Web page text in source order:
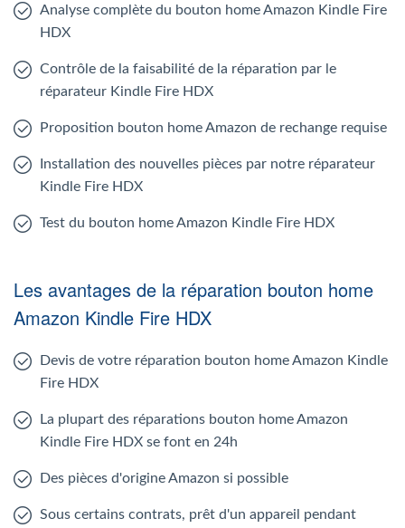
Analyse complète du bouton home Amazon Kindle Fire
HDX
Contrôle de la faisabilité de la réparation par le
réparateur Kindle Fire HDX
Proposition bouton home Amazon de rechange requise
Installation des nouvelles pièces par notre réparateur
Kindle Fire HDX
Test du bouton home Amazon Kindle Fire HDX
Les avantages de la réparation bouton home
Amazon Kindle Fire HDX
Devis de votre réparation bouton home Amazon Kindle
Fire HDX
La plupart des réparations bouton home Amazon
Kindle Fire HDX se font en 24h
Des pièces d'origine Amazon si possible
Sous certains contrats, prêt d'un appareil pendant